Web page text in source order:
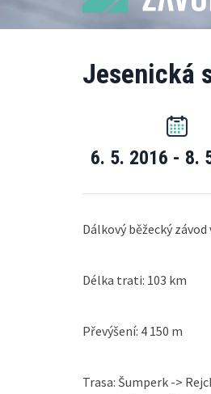
Jesenická
6. 5. 2016 - 8.
Dálkový běžecký
Délka trati: 103 km
Převýšení: 4 150 m
Trasa: Šumperk ->